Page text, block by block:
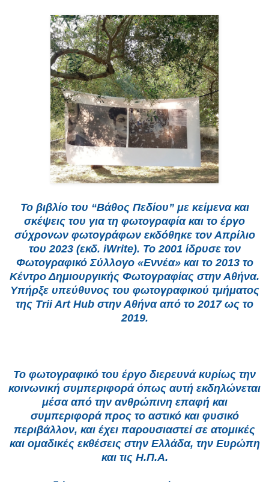
Το βιβλίο του “Βάθος Πεδίου” με κείμενα και
σκέψεις του για τη φωτογραφία και το έργο
σύχρονων φωτογράφων εκδόθηκε τον Απρίλιο
του 2023 (εκδ. iWrite). Το 2001 ίδρυσε τον
Φωτογραφικό Σύλλογο «Εννέα» και το 2013 το
Κέντρο Δημιουργικής Φωτογραφίας στην Αθήνα.
Υπήρξε υπεύθυνος του φωτογραφικού τμήματος
της Trii Art Hub στην Αθήνα από το 2017 ως το
2019.
Το φωτογραφικό του έργο διερευνά κυρίως την
κοινωνική συμπεριφορά όπως αυτή εκδηλώνεται
μέσα από την ανθρώπινη επαφή και
συμπεριφορά προς το αστικό και φυσικό
περιβάλλον, και έχει παρουσιαστεί σε ατομικές
και ομαδικές εκθέσεις στην Ελλάδα, την Ευρώπη
και τις Η.Π.Α.